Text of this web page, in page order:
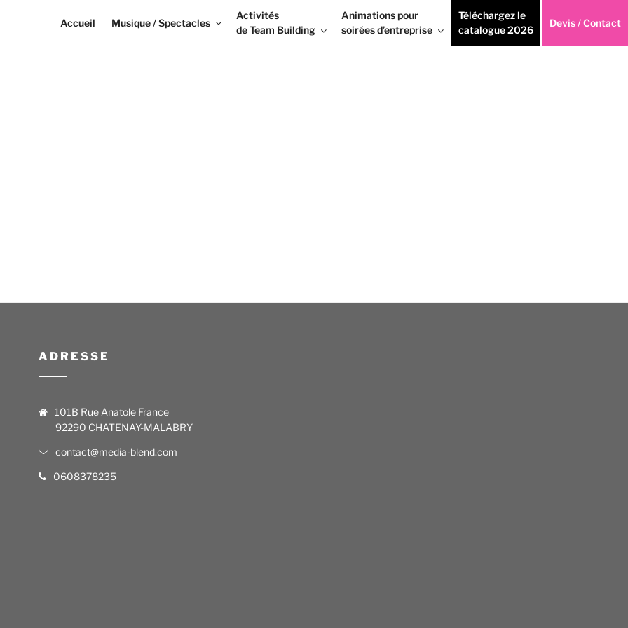
Accueil Musique / Spectacles
Activités
de Team Building
Animations pour
soirées d’entreprise
Téléchargez le
catalogue 2026
Devis / Contact
ADRESSE
101B Rue Anatole France
92290 CHATENAY-MALABRY
contact@media-blend.com
0608378235